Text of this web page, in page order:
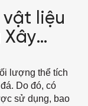
vật liệu
Xây
lượng thể tích
Do đó, có
sử dụng, bao